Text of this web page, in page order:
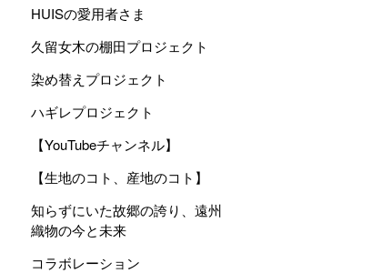
HUISの愛用者さま
久留女木の棚田プロジェクト
染め替えプロジェクト
ハギレプロジェクト
【YouTubeチャンネル】
【生地のコト、産地のコト】
知らずにいた故郷の誇り、遠州
織物の今と未来
コラボレーション